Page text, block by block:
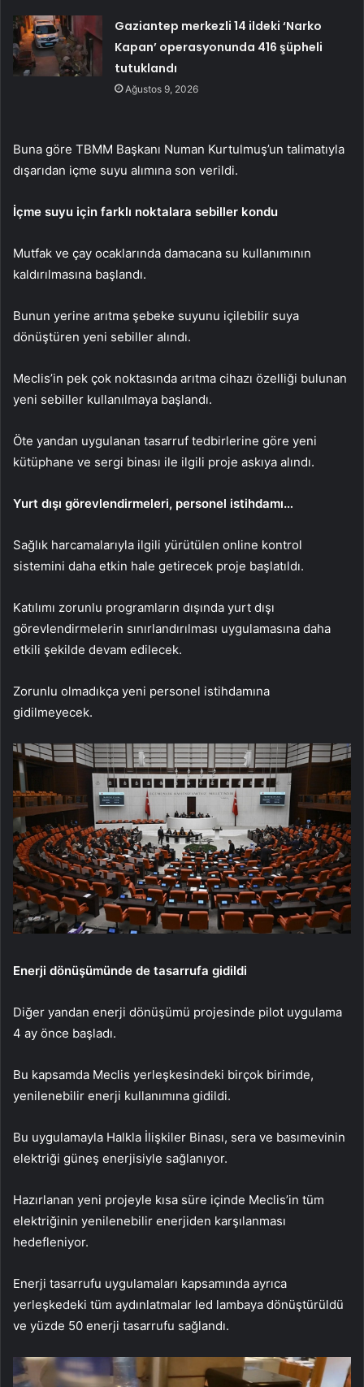
Gaziantep merkezli 14 ildeki ‘Narko
Kapan’ operasyonunda 416 şüpheli
tutuklandı
Ağustos 9, 2026
Buna göre TBMM Başkanı Numan Kurtulmuş’un talimatıyla
dışarıdan içme suyu alımına son verildi.
İçme suyu için farklı noktalara sebiller kondu
Mutfak ve çay ocaklarında damacana su kullanımının
kaldırılmasına başlandı.
Bunun yerine arıtma şebeke suyunu içilebilir suya
dönüştüren yeni sebiller alındı.
Meclis’in pek çok noktasında arıtma cihazı özelliği bulunan
yeni sebiller kullanılmaya başlandı.
Öte yandan uygulanan tasarruf tedbirlerine göre yeni
kütüphane ve sergi binası ile ilgili proje askıya alındı.
Yurt dışı görevlendirmeleri, personel istihdamı…
Sağlık harcamalarıyla ilgili yürütülen online kontrol
sistemini daha etkin hale getirecek proje başlatıldı.
Katılımı zorunlu programların dışında yurt dışı
görevlendirmelerin sınırlandırılması uygulamasına daha
etkili şekilde devam edilecek.
Zorunlu olmadıkça yeni personel istihdamına
gidilmeyecek.
Enerji dönüşümünde de tasarrufa gidildi
Diğer yandan enerji dönüşümü projesinde pilot uygulama
4 ay önce başladı.
Bu kapsamda Meclis yerleşkesindeki birçok birimde,
yenilenebilir enerji kullanımına gidildi.
Bu uygulamayla Halkla İlişkiler Binası, sera ve basımevinin
elektriği güneş enerjisiyle sağlanıyor.
Hazırlanan yeni projeyle kısa süre içinde Meclis’in tüm
elektriğinin yenilenebilir enerjiden karşılanması
hedefleniyor.
Enerji tasarrufu uygulamaları kapsamında ayrıca
yerleşkedeki tüm aydınlatmalar led lambaya dönüştürüldü
ve yüzde 50 enerji tasarrufu sağlandı.